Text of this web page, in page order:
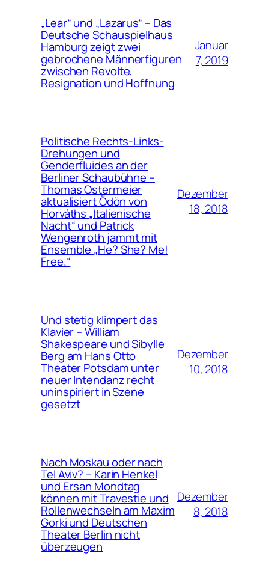
„Lear“ und „Lazarus“ – Das
Deutsche Schauspielhaus
Hamburg zeigt zwei
gebrochene Männerfiguren
zwischen Revolte,
Resignation und Hoffnung
Januar
7, 2019
Politische Rechts-Links-
Drehungen und
Genderfluides an der
Berliner Schaubühne –
Thomas Ostermeier
aktualisiert Ödön von
Horváths „Italienische
Nacht“ und Patrick
Wengenroth jammt mit
Ensemble „He? She? Me!
Free.“
Dezember
18, 2018
Und stetig klimpert das
Klavier – William
Shakespeare und Sibylle
Berg am Hans Otto
Theater Potsdam unter
neuer Intendanz recht
uninspiriert in Szene
gesetzt
Dezember
10, 2018
Nach Moskau oder nach
Tel Aviv? – Karin Henkel
und Ersan Mondtag
können mit Travestie und
Rollenwechseln am Maxim
Gorki und Deutschen
Theater Berlin nicht
überzeugen
Dezember
8, 2018